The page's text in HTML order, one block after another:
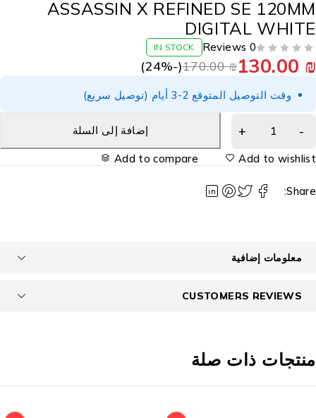
ASSASSIN X REFINED SE
DIGITAL
0 Reviews
IN STOCK
170.00₪130.00
(-
24%)
وقت التوصيل المتوقع 2-3 أيام (توصيل سريع)
إضافة إلى السلة
Add to
Add to compare
معلومات إضافية
CUSTOMERS REVIEWS
ذات صلة